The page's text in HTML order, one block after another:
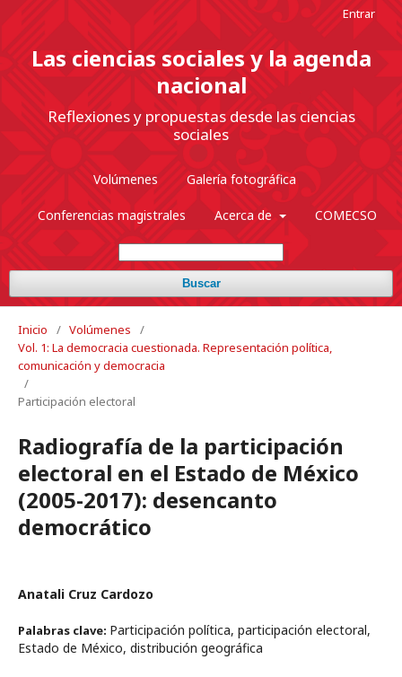
Las ciencias sociales y la agenda
nacional
Reflexiones y propuestas desde las ciencias
sociales
Volúmenes Galería fotográfica
Conferencias magistrales Acerca de COMECSO
Buscar
Entrar
Inicio / Volúmenes
/
Vol. 1: La democracia cuestionada. Representación política,
comunicación y democracia
/
Participación electoral
Radiografía de la participación
electoral en el Estado de México
(2005-2017): desencanto
democrático
Anatali Cruz Cardozo
Palabras clave: Participación política, participación electoral,
Estado de México, distribución geográfica